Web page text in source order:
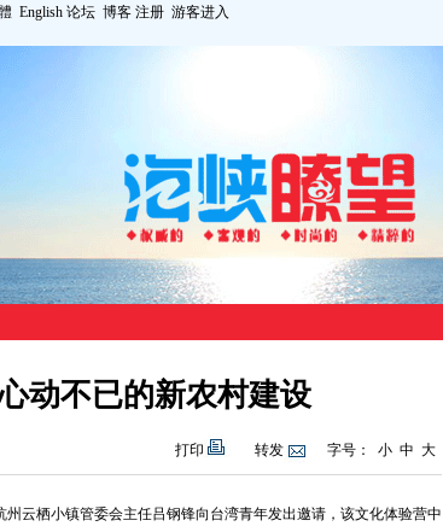
English 论坛 博客 注册 游客进入
动不已的新农村建设
字号： 小 中 大
转发
打印
云栖小镇管委会主任吕钢锋向台湾青年发出邀请，该文化体验营中